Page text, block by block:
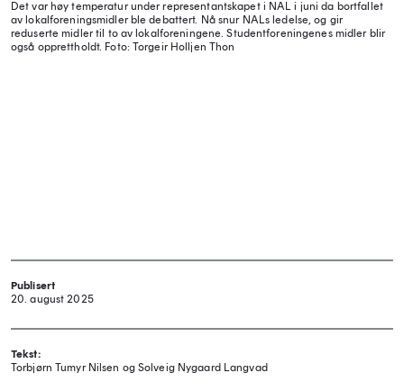
Det var høy temperatur under representantskapet i NAL i juni da bortfallet
av lokalforeningsmidler ble debattert. Nå snur NALs ledelse, og gir
reduserte midler til to av lokalforeningene. Studentforeningenes midler blir
også opprettholdt. Foto: Torgeir Holljen Thon
Publisert
20. august 2025
Tekst:
Torbjørn Tumyr Nilsen og Solveig Nygaard Langvad